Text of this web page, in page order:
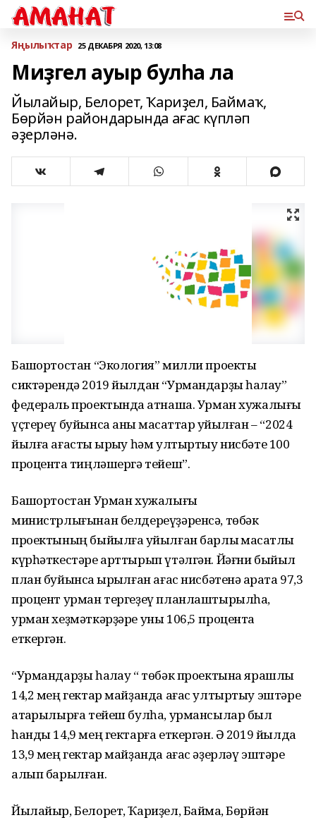
Яңылыҡтар 25 ДЕКАБРЯ 2020, 13:08
Миҙгел ауыр булһа ла
Йылайыр, Белорет, Ҡариҙел, Баймаҡ,
Бөрйән райондарында ағас күпләп
әҙерләнә.
Башҡортостан “Экология” милли проекты
сиктәрендә 2019 йылдан “Урмандарҙы һаҡлау”
федераль проектында ҡатнаша. Урман хужалығы
үҫтереү буйынса аныҡ маҡсаттар ҡуйылған – “2024
йылға ағасты ҡырҡыу һәм ултыртыу нисбәте 100
процентҡа тиңләшергә тейеш”.
Башҡортостан Урман хужалығы
министрлығынан белдереүҙәренсә, төбәк
проектының быйылға ҡуйылған барлыҡ маҡсатлы
күрһәткестәре арттырып үтәлгән. Йәғни быйыл
план буйынса ҡырҡылған ағас нисбәтенә ҡарата 97,3
процент урман тергеҙеү планлаштырылһа,
урман хеҙмәткәрҙәре уны 106,5 процентҡа
еткергән.
“Урмандарҙы һаҡлау “ төбәк проектына ярашлы
14,2 мең гектар майҙанда ағас ултыртыу эштәре
атҡарылырға тейеш булһа, урмансылар был
һанды 14,9 мең гектарға еткергән. Ә 2019 йылда
13,9 мең гектар майҙанда ағас әҙерләү эштәре
алып барылған.
Йылайыр, Белорет, Ҡариҙел, Баймаҡ, Бөрйән